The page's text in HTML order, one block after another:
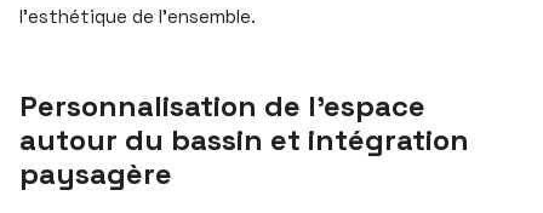
l’esthétique de l’ensemble.
Personnalisation de l’espace
autour du bassin et intégration
paysagère